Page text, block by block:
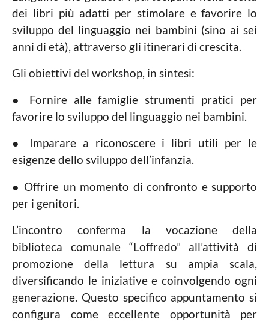
dei libri più adatti per stimolare e favorire lo
sviluppo del linguaggio nei bambini (sino ai sei
anni di età), attraverso gli itinerari di crescita.
Gli obiettivi del workshop, in sintesi:
● Fornire alle famiglie strumenti pratici per
favorire lo sviluppo del linguaggio nei bambini.
● Imparare a riconoscere i libri utili per le
esigenze dello sviluppo dell’infanzia.
● Offrire un momento di confronto e supporto
per i genitori.
L’incontro conferma la vocazione della
biblioteca comunale “Loffredo” all’attività di
promozione della lettura su ampia scala,
diversificando le iniziative e coinvolgendo ogni
generazione. Questo specifico appuntamento si
configura come eccellente opportunità per